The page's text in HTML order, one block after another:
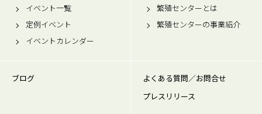
イベント一覧
定例イベント
イベントカレンダー
繁殖センターとは
繁殖センターの事業紹介
ブログ
よくある質問／お問合せ
プレスリリース